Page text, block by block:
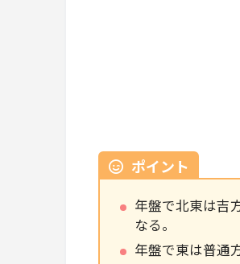
ポイント
年盤で北東は吉
なる。
年盤で東は普通